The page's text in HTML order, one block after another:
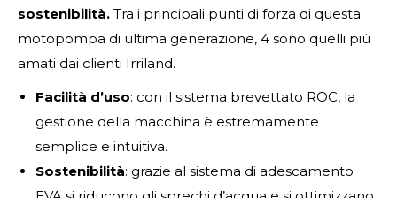
sostenibilità. Tra i principali punti di forza di questa
motopompa di ultima generazione, 4 sono quelli più
amati dai clienti Irriland.
Facilità d’uso: con il sistema brevettato ROC, la
gestione della macchina è estremamente
semplice e intuitiva.
Sostenibilità: grazie al sistema di adescamento